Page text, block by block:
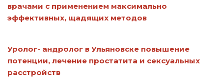
врачами с применением максимально
эффективных, щадящих методов
Уролог- андролог в Ульяновске повышение
потенции, лечение простатита и сексуальных
расстройств